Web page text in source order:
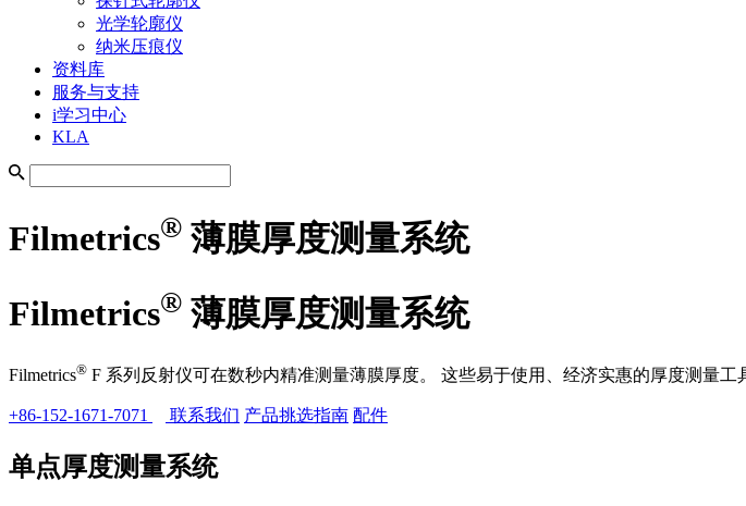
光学轮廓仪
纳米压痕仪
资料库
服务与支持
i学习中心
KLA
Filmetrics® 薄膜厚度测量系统
Filmetrics® 薄膜厚度测量系统
Filmetrics® F 系列反射仪可在数秒内精准测量薄膜厚度。 这些易于使用、经济实惠的厚度测量
+86-152-1671-7071 联系我们 产品挑选指南 配件
单点厚度测量系统